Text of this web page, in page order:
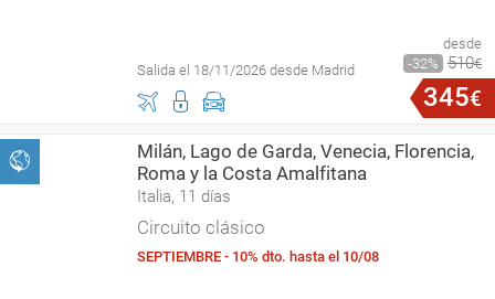
Salida el 18/11/2026 desde Madrid
desde
32
510€
345€
Milán, Lago de Garda, Venecia, Florencia,
Roma y la Costa Amalfitana
Italia, 11 días
Circuito clásico
SEPTIEMBRE - 10% dto. hasta el 10/08